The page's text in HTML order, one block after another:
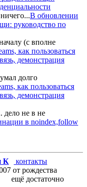
...В обновлении
руководство по
(с вполне
как пользоваться
демонстрация
долго
как пользоваться
демонстрация
дело не в не
в noindex,follow
К
контакты
от рождества
ещё достаточно